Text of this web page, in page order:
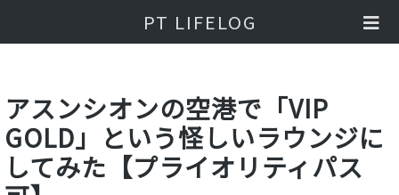
PT LIFELOG
アスンシオンの空港で「VIP
GOLD」という怪しいラウンジに
してみた【プライオリティパス